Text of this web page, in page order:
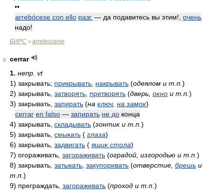
••
arrebócese con ello разг. — да подавитесь вы этим!, очень
надо!
БИРС > arrebozarse
8
cerrar
1. непр. vt
1) закрывать; прикрывать накрывать (одеялом и т.п. )
2) закрывать, затворять притворять (дверь, окно и т.п. )
3) закрывать, запирать (на ключ на замок)
cerrar en falso — запирать не до конца
4) закрывать, складывать (зонтик и т.п. )
5) закрывать, смыкать ( глаза)
6) закрывать, задвигать ( ящик стола)
7) огораживать, загораживать (оградой, изгородью и т.п. )
8) закрывать, затыкать закупоривать (отверстие, брешь и
т.п. )
9) преграждать, загораживать (проход и т.п. )